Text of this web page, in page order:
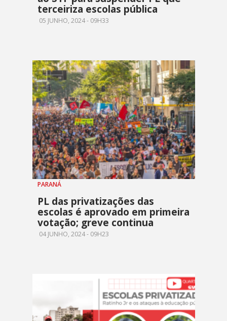
terceiriza escolas pública
05 JUNHO, 2024 - 09H33
PARANÁ
PL das privatizações das
escolas é aprovado em primeira
votação; greve continua
04 JUNHO, 2024 - 09H23